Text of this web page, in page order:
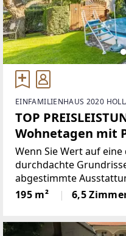
EINFAMILIENHAUS 2020
TOP
Wohnetagen mit
Wintergärten
Wenn Sie Wert auf
durchdachte
abgestimmte
richtig.Dieses
Familiendomizil
195 m² 6,5